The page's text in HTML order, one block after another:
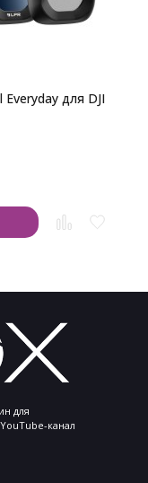
Everyday для DJI
для
YouTube-канал